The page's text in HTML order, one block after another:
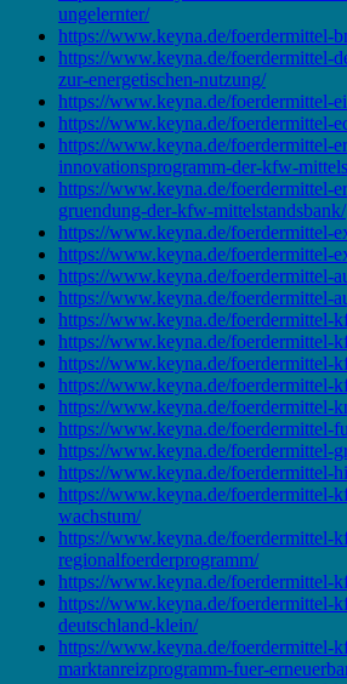
ungelernter/
https://www.keyna.de/foerdermittel-
https://www.keyna.de/foerdermittel-
zur-energetischen-nutzung/
https://www.keyna.de/foerdermittel-
https://www.keyna.de/foerdermittel-
https://www.keyna.de/foerdermittel-
innovationsprogramm-der-kfw-
https://www.keyna.de/foerdermittel-
gruendung-der-kfw-mittelstandsbank/
https://www.keyna.de/foerdermittel-
https://www.keyna.de/foerdermittel-
https://www.keyna.de/foerdermittel-
https://www.keyna.de/foerdermittel-
https://www.keyna.de/foerdermittel-
https://www.keyna.de/foerdermittel-
https://www.keyna.de/foerdermittel-
https://www.keyna.de/foerdermittel-
https://www.keyna.de/foerdermittel-
https://www.keyna.de/foerdermittel-
https://www.keyna.de/foerdermittel-
https://www.keyna.de/foerdermittel-
https://www.keyna.de/foerdermittel-
wachstum/
https://www.keyna.de/foerdermittel-
regionalfoerderprogramm/
https://www.keyna.de/foerdermittel-
https://www.keyna.de/foerdermittel-
deutschland-klein/
https://www.keyna.de/foerdermittel-
marktanreizprogramm-fuer-